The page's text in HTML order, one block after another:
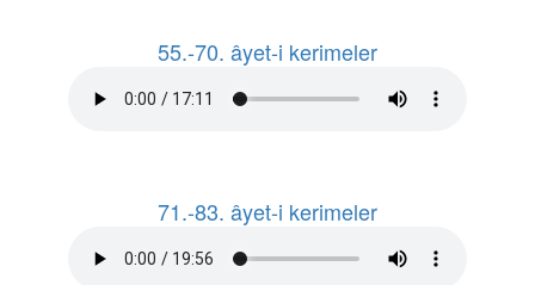
55.-70. âyet-i kerimeler
71.-83. âyet-i kerimeler